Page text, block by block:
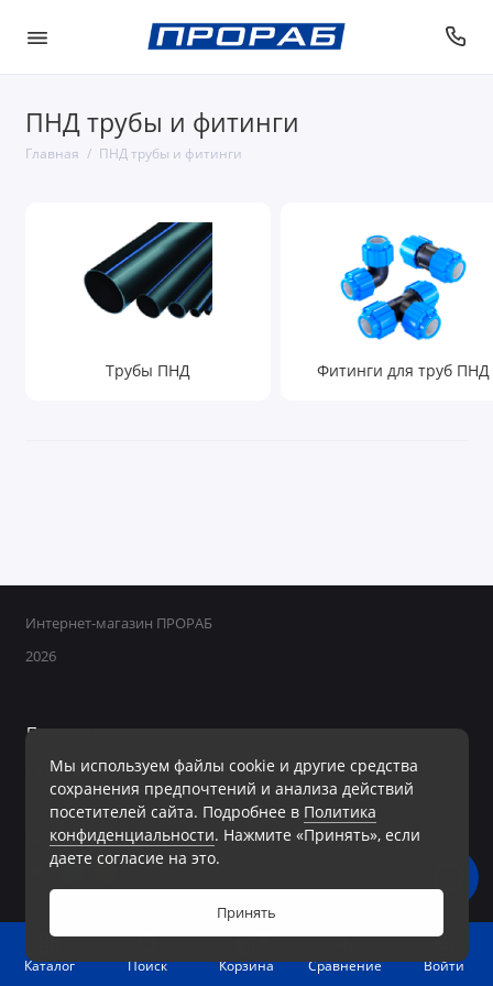
Каталог Поиск Корзина
0
Сравнение
Войти
ПНД трубы и фитинги
Главная ПНД трубы и фитинги
Трубы ПНД Фитинги для труб ПНД
Мы используем файлы cookie и другие средства
сохранения предпочтений и анализа действий
посетителей сайта. Подробнее в Политика
конфиденциальности. Нажмите «Принять», если
даете согласие на это.
Принять
Интернет-магазин ПРОРАБ
2026
Поддержка
+7 950 800-40-09
Ежедневно с 8:00 до 19:00 Без перерывов и выходных
Мы в сети